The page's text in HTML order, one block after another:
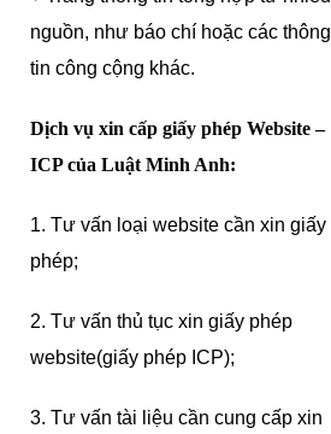
nguồn, như báo chí hoặc các thông
tin công cộng khác.
Dịch vụ xin cấp giấy phép Website –
ICP của Luật Minh Anh:
1. Tư vấn loại website cần xin giấy
phép;
2. Tư vấn thủ tục xin giấy phép
website(giấy phép ICP);
3. Tư vấn tài liệu cần cung cấp xin